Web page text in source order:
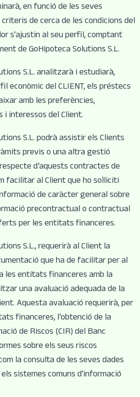
en funció de les seves
de cerca de les condicions del
s'ajustin al seu perfil, comptant
de GoHipoteca Solutions S.L.
S.L. analitzarà i estudiarà,
econòmic del CLIENT, els préstecs
amb les preferències,
interessos del Client.
S.L. podrà assistir els Clients
previs o una altra gestió
d’aquests contractes de
facilitar al Client que ho sol·liciti
de caràcter general sobre
precontractual o contractual
per les entitats financeres.
S.L., requerirà al Client la
que ha de facilitar per al
les entitats financeres amb la
una avaluació adequada de la
Aquesta avaluació requerirà, per
financeres, l’obtenció de la
de Riscos (CIR) del Banc
sobre els seus riscos
la consulta de les seves dades
sistemes comuns d'informació